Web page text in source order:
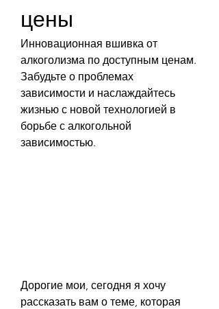
цены
Инновационная вшивка от
алкоголизма по доступным ценам.
Забудьте о проблемах
зависимости и наслаждайтесь
жизнью с новой технологией в
борьбе с алкогольной
зависимостью.
Дорогие мои, сегодня я хочу
рассказать вам о теме, которая